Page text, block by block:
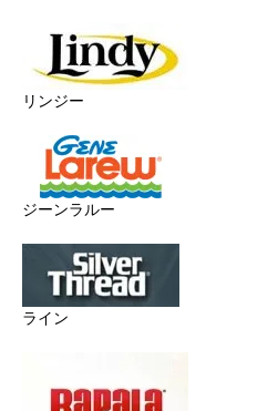
リンジー
ジーンラルー
ライン